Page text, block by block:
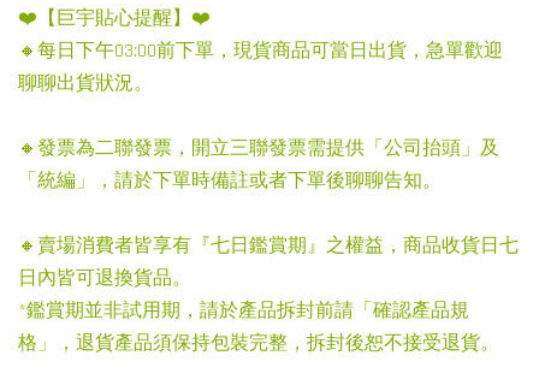
❤️【巨宇貼心提醒】❤️
🔸每日下午03:00前下單，現貨商品可當日出貨，急單歡迎
聊聊出貨狀況。
🔸發票為二聯發票，開立三聯發票需提供「公司抬頭」及
「統編」，請於下單時備註或者下單後聊聊告知。
🔸賣場消費者皆享有『七日鑑賞期』之權益，商品收貨日七
日內皆可退換貨品。
*鑑賞期並非試用期，請於產品拆封前請「確認產品規
格」，退貨產品須保持包裝完整，拆封後恕不接受退貨。